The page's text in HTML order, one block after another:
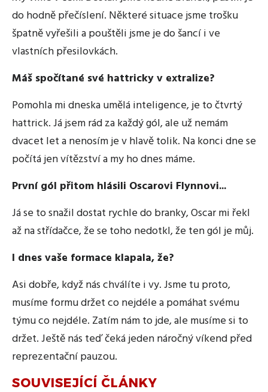
do hodně přečíslení. Některé situace jsme trošku
špatně vyřešili a pouštěli jsme je do šancí i ve
vlastních přesilovkách.
Máš spočítané své hattricky v extralize?
Pomohla mi dneska umělá inteligence, je to čtvrtý
hattrick. Já jsem rád za každý gól, ale už nemám
dvacet let a nenosím je v hlavě tolik. Na konci dne se
počítá jen vítězství a my ho dnes máme.
První gól přitom hlásili Oscarovi Flynnovi...
Já se to snažil dostat rychle do branky, Oscar mi řekl
až na střídačce, že se toho nedotkl, že ten gól je můj.
I dnes vaše formace klapala, že?
Asi dobře, když nás chválíte i vy. Jsme tu proto,
musíme formu držet co nejdéle a pomáhat svému
týmu co nejdéle. Zatím nám to jde, ale musíme si to
držet. Ještě nás teď čeká jeden náročný víkend před
reprezentační pauzou.
SOUVISEJÍCÍ ČLÁNKY